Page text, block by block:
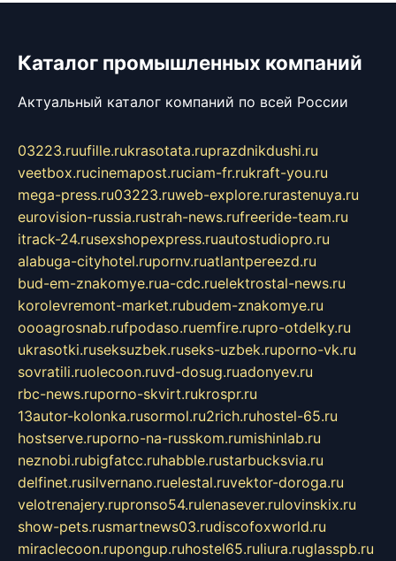
Каталог промышленных компаний
Актуальный каталог компаний по всей России
03223.ruufille.rukrasotata.ruprazdnikdushi.ru
veetbox.rucinemapost.ruciam-fr.rukraft-you.ru
mega-press.ru03223.ruweb-explore.rurastenuya.ru
eurovision-russia.rustrah-news.rufreeride-team.ru
itrack-24.rusexshopexpress.ruautostudiopro.ru
alabuga-cityhotel.rupornv.ruatlantpereezd.ru
bud-em-znakomye.rua-cdc.ruelektrostal-news.ru
korolevremont-market.rubudem-znakomye.ru
oooagrosnab.rufpodaso.ruemfire.rupro-otdelky.ru
ukrasotki.ruseksuzbek.ruseks-uzbek.ruporno-vk.ru
sovratili.ruolecoon.ruvd-dosug.ruadonyev.ru
rbc-news.ruporno-skvirt.rukrospr.ru
13autor-kolonka.rusormol.ru2rich.ruhostel-65.ru
hostserve.ruporno-na-russkom.rumishinlab.ru
neznobi.rubigfatcc.ruhabble.rustarbucksvia.ru
delfinet.rusilvernano.ruelestal.ruvektor-doroga.ru
velotrenajery.rupronso54.rulenasever.rulovinskix.ru
show-pets.rusmartnews03.rudiscofoxworld.ru
miraclecoon.rupongup.ruhostel65.ruliura.ruglasspb.ru